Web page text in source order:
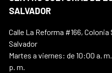
SALVADOR
Calle La Reforma #166,
Salvador
Martes a viernes: de 10:00 a.
p. m.